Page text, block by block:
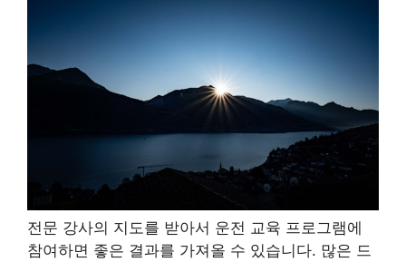
전문 강사의 지도를 받아서 운전 교육 프로그램에
참여하면 좋은 결과를 가져올 수 있습니다. 많은 드